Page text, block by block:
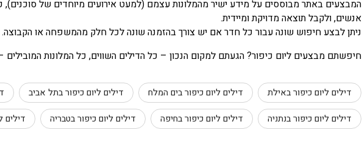
המבצעים באתר מבוססים על מידע ישיר מהמלונות עצמם (למעט אירועים מיוחדים של סוכנים),
אנשים, ולקבל תוצאה מדויקת ומיידית.
ניתן לבצע חיפוש שונה עבור כל חדר אם יש צורך בהזמנה שונה לכל חלק מהמשפחה או הקבוצה.
חיפשתם מבצעים ליום כיפור? הגעתם למקום הנכון – כל הדילים השווים, כל המלונות המובילים
דילים ליום כיפור באילת דילים ליום כיפור בים המלח דילים ליום כיפור בתל אביב
דילים ליום כיפור בנתניה דילים ליום כיפור בחיפה דילים ליום כיפור בטבריה דילים